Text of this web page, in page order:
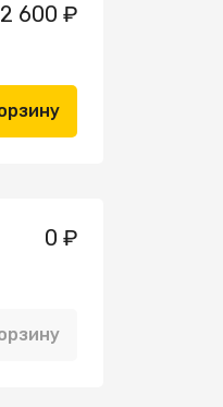
2 600 ₽
0 ₽